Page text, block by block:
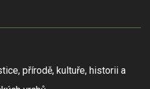
přírodě, kultuře, historii a